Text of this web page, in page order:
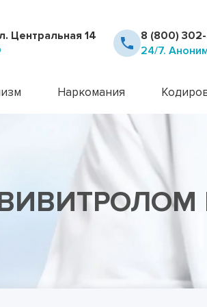
Центральная 14
8 (800)
24/7.
лечение алкоголизма
методом Рожнова
алкоголизма
пивного алкоголизма
женского алкоголизма
Наркомания
Детоксикация наркозависимых
Кодирование от наркомании
Лечение наркомании
Лечение наркомании у
Лечение наркомании в
Лечение зависимости от
Лечение зависимости от